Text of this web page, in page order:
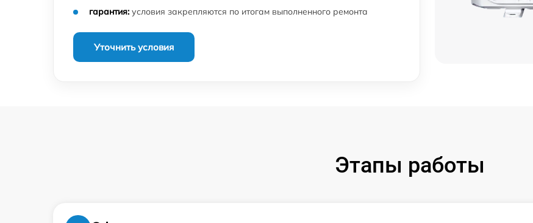
гарантия: условия закрепляются по итогам выполненного ремонта
Уточнить условия
Этапы работы